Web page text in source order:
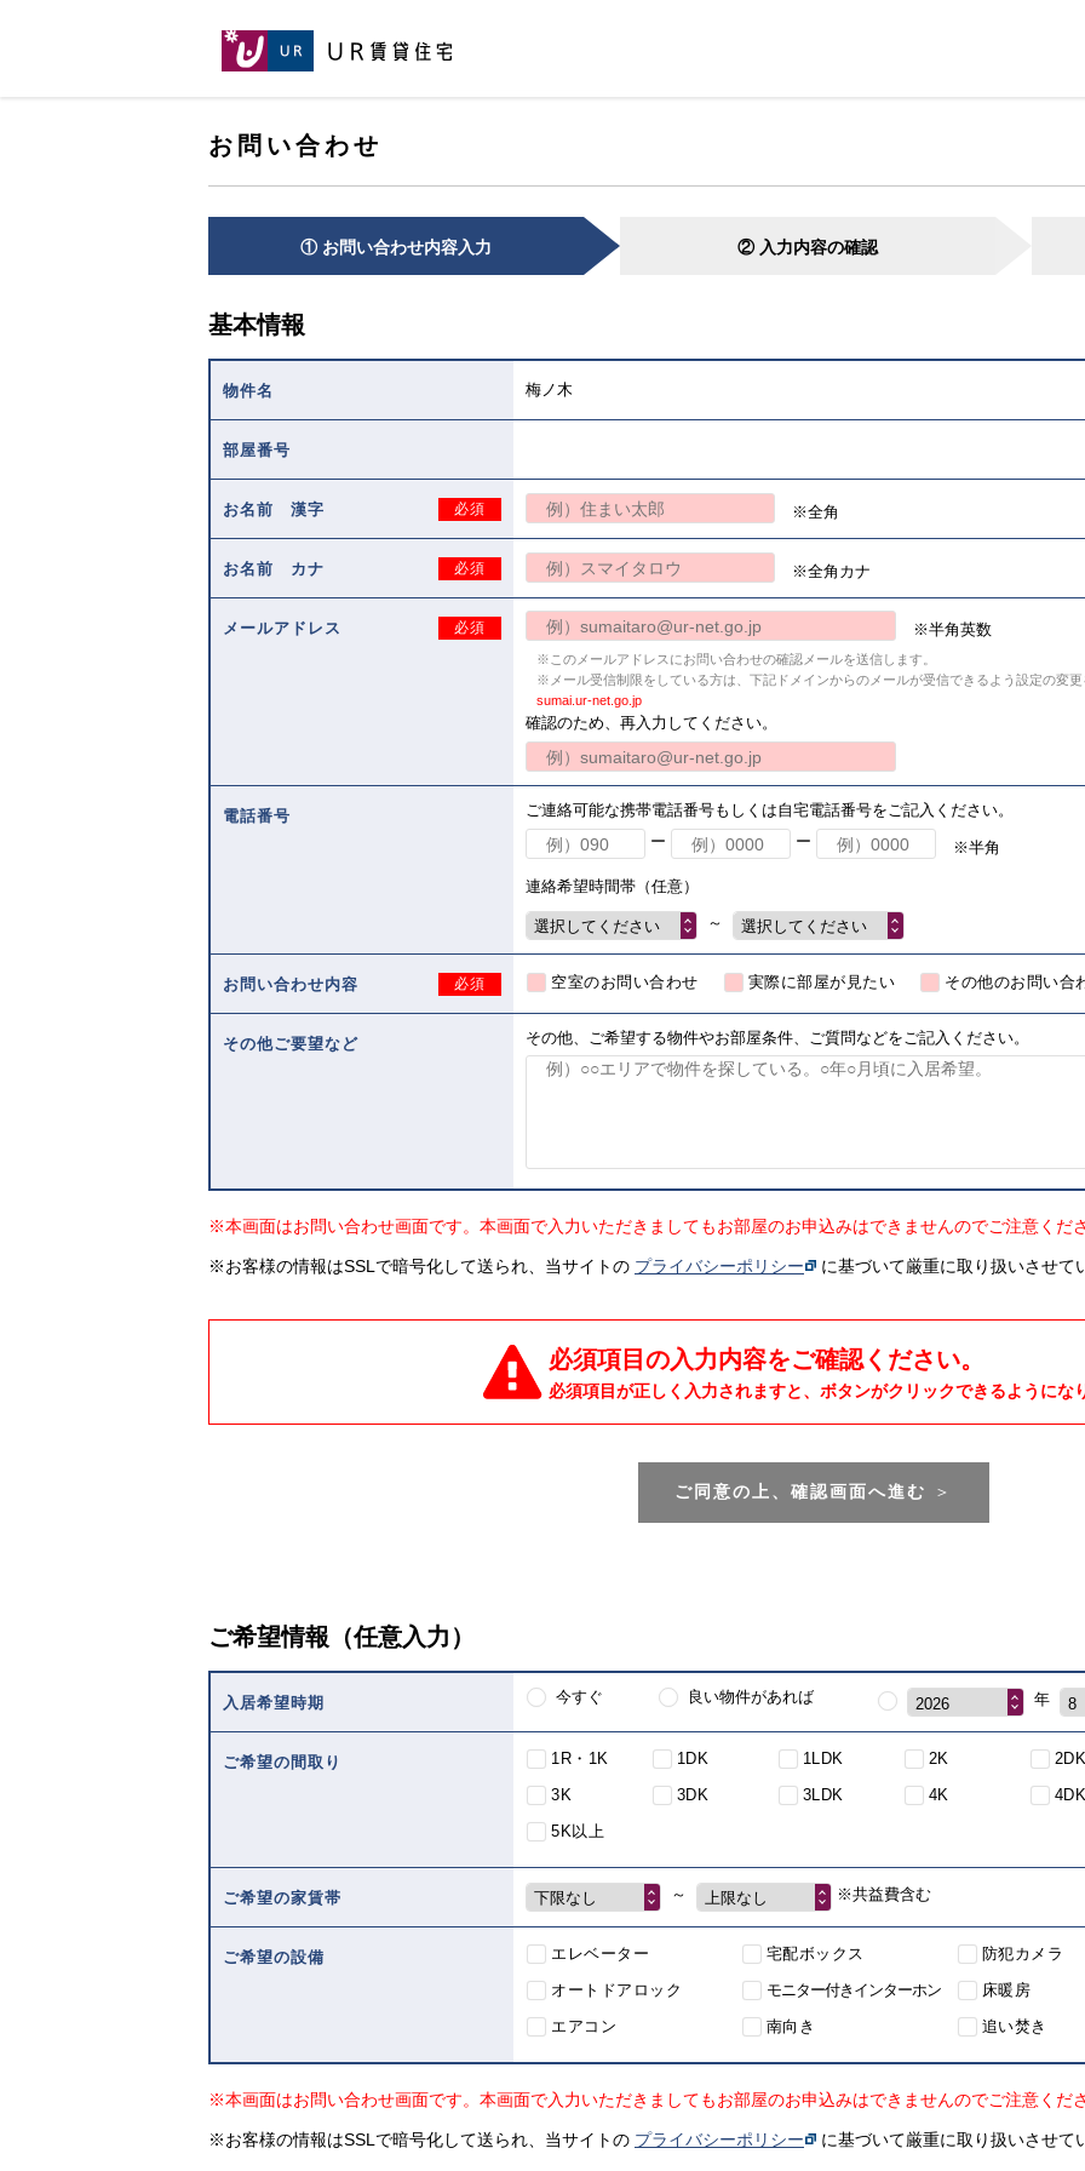
お問い合わせ
① お問い合わせ内容入力 ② 入力内容の確認
基本情報
物件名 梅ノ木
部屋番号
お名前 漢字 必須 ※全角
お名前 カナ 必須 ※全角カナ
メールアドレス 必須 ※半角英数
※このメールアドレスにお問い合わせの確認メールを送信します。
※メール受信制限をしている方は、下記ドメインからのメールが受信できるよう設定の変更
sumai.ur-net.go.jp
確認のため、再入力してください。
電話番号
ご連絡可能な携帯電話番号もしくは自宅電話番号をご記入ください。
ー
ー ※半角
連絡希望時間帯（任意）
選択してください ～ 選択してください
お問い合わせ内容 必須 空室のお問い合わせ 実際に部屋が見たい その他のお問い合
その他ご要望など その他、ご希望する物件やお部屋条件、ご質問などをご記入ください。
※本画面はお問い合わせ画面です。本画面で入力いただきましてもお部屋のお申込みはできませんのでご注意くださ
※お客様の情報はSSLで暗号化して送られ、当サイトの プライバシーポリシー に基づいて厳重に取り扱いさせて
必須項目の入力内容をご確認ください。
必須項目が正しく入力されますと、ボタンがクリックできるようにな
ご同意の上、確認画面へ進む ＞
ご希望情報（任意入力）
入居希望時期 今すぐ 良い物件があれば 2026 年 8
ご希望の間取り 1R・1K 1DK 1LDK 2K 2DK
3K
3DK 3LDK 4K 4DK
5K以上
ご希望の家賃帯 下限なし ～ 上限なし ※共益費含む
ご希望の設備 エレベーター 宅配ボックス 防犯カメラ
オートドアロック
モニター付きインターホン 床暖房
エアコン
南向き 追い焚き
※本画面はお問い合わせ画面です。本画面で入力いただきましてもお部屋のお申込みはできませんのでご注意くださ
※お客様の情報はSSLで暗号化して送られ、当サイトの プライバシーポリシー に基づいて厳重に取り扱いさせて